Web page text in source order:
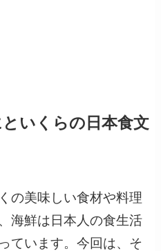
いくらの日本食文
の美味しい食材や料理
海鮮は日本人の食生活
ています。今回は、そ